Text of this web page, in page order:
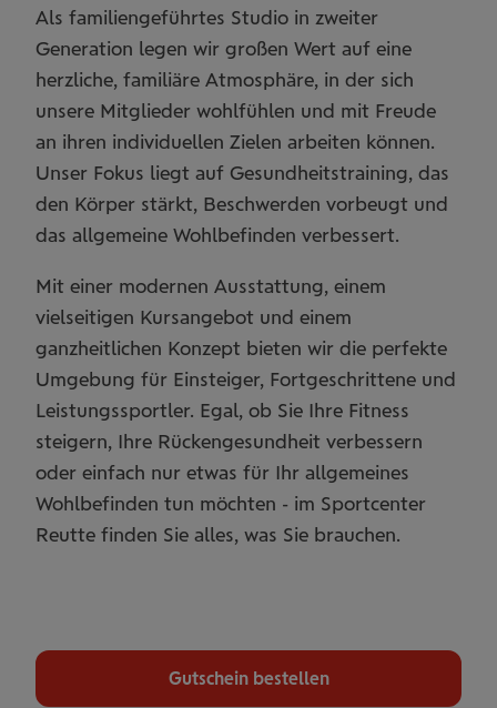
Als familiengeführtes Studio in zweiter
Generation legen wir großen Wert auf eine
herzliche, familiäre Atmosphäre, in der sich
unsere Mitglieder wohlfühlen und mit Freude
an ihren individuellen Zielen arbeiten können.
Unser Fokus liegt auf Gesundheitstraining, das
den Körper stärkt, Beschwerden vorbeugt und
das allgemeine Wohlbefinden verbessert.
Mit einer modernen Ausstattung, einem
vielseitigen Kursangebot und einem
ganzheitlichen Konzept bieten wir die perfekte
Umgebung für Einsteiger, Fortgeschrittene und
Leistungssportler. Egal, ob Sie Ihre Fitness
steigern, Ihre Rückengesundheit verbessern
oder einfach nur etwas für Ihr allgemeines
Wohlbefinden tun möchten - im Sportcenter
Reutte finden Sie alles, was Sie brauchen.
Gutschein bestellen